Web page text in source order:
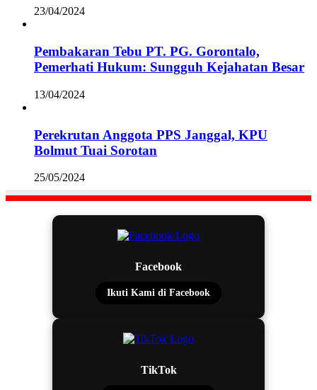
23/04/2024
Pembakaran Tebu PT. PG. Gorontalo,
Pemerhati Hukum: Sungguh Kejahatan Besar
13/04/2024
Perekrutan Anggota PPS Janggal, KPU
Bolmut Tuai Sorotan
25/05/2024
Facebook
Ikuti Kami di Facebook
TikTok